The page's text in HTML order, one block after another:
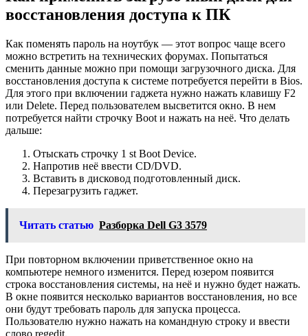
восстановления доступа к ПК
Как поменять пароль на ноутбук — этот вопрос чаще всего
можно встретить на технических форумах. Попытаться
сменить данные можно при помощи загрузочного диска. Для
восстановления доступа к системе потребуется перейти в Bios.
Для этого при включении гаджета нужно нажать клавишу F2
или Delete. Перед пользователем высветится окно. В нем
потребуется найти строчку Boot и нажать на неё. Что делать
дальше:
Отыскать строчку 1 st Boot Device.
Напротив неё ввести CD/DVD.
Вставить в дисковод подготовленный диск.
Перезагрузить гаджет.
Читать статью Разборка Dell G3 3579
При повторном включении приветственное окно на
компьютере немного изменится. Перед юзером появится
строка восстановления системы, на неё и нужно будет нажать.
В окне появится несколько вариантов восстановления, но все
они будут требовать пароль для запуска процесса.
Пользователю нужно нажать на командную строку и ввести
слово regedit.